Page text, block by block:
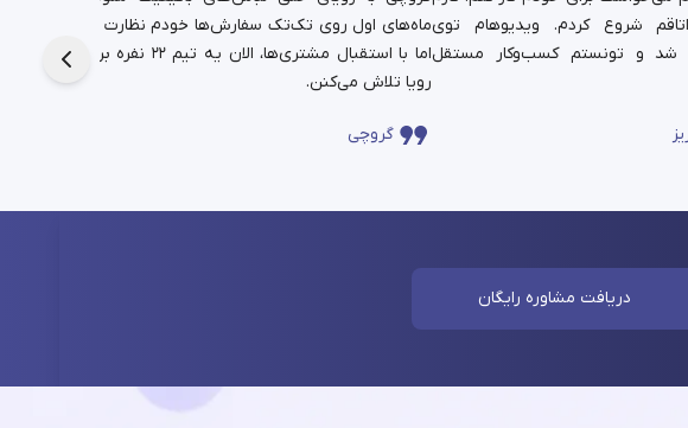
ماه‌های اول روی تک‌تک سفارش‌ها خودم نظارت داشتم،
اما با استقبال مشتری‌ها، الان یه تیم ۲۲ نفره برای این
رویا تلاش می‌کنن.
گروچی
شروع کردم. ویدیوهام توی
شد و تونستم کسب‌وکار مستقل
دریافت مشاوره رایگان